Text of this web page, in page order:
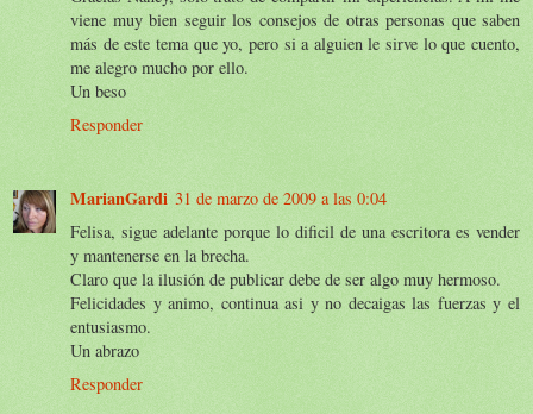
viene muy bien seguir los consejos de otras personas que saben
más de este tema que yo, pero si a alguien le sirve lo que cuento,
me alegro mucho por ello.
Un beso
Responder
MarianGardi 31 de marzo de 2009 a las 0:04
Felisa, sigue adelante porque lo dificil de una escritora es vender
y mantenerse en la brecha.
Claro que la ilusión de publicar debe de ser algo muy hermoso.
Felicidades y animo, continua asi y no decaigas las fuerzas y el
entusiasmo.
Un abrazo
Responder